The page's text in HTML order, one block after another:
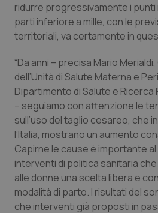
Oncologia & Nutrizione
Psoriasi & pelle
Quotidiano Cardiologia
Quotidiano Chirurgia
Quotidiano Oncologia
Quotidiano Pediatria
Rene & patologie
ridurre progressivamente i punti
parti inferiore a mille, con le
territoriali, va certamente in
“Da anni – precisa Mario
dell’Unità di Salute Materna e
Dipartimento di Salute e Ricerca
– seguiamo con attenzione le
sull’uso del taglio cesareo, che
l’Italia, mostrano un aumento
Capirne le cause è importante
interventi di politica sanitaria
alle donne una scelta libera e
modalità di parto. I risultati del
che interventi già proposti in